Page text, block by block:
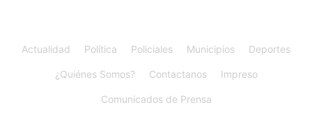
Actualidad Política Policiales Municipios Deportes
¿Quiénes Somos? Contactanos Impreso
Comunicados de Prensa